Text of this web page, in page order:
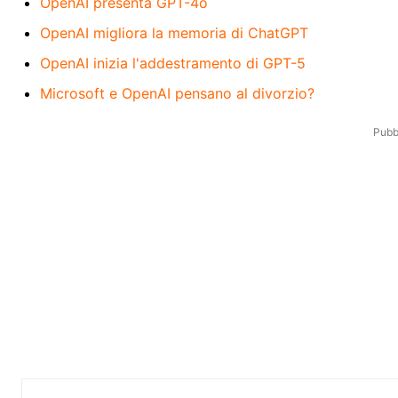
OpenAI migliora la memoria di ChatGPT
OpenAI inizia l'addestramento di GPT-5
Microsoft e OpenAI pensano al divorzio?